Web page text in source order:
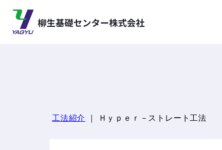
工法紹介 ｜ Ｈｙｐｅｒ－ストレート工法